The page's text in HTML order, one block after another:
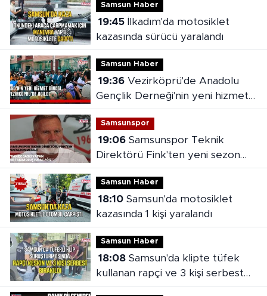
Samsun Haber
19:45İlkadım'da motosiklet
kazasında sürücü yaralandı
Samsun Haber
19:36Vezirköprü'de Anadolu
Gençlik Derneği'nin yeni hizmet
binası açıldı
Samsunspor
19:06Samsunspor Teknik
Direktörü Fink'ten yeni sezon
mesajı
Samsun Haber
18:10Samsun'da motosiklet
kazasında 1 kişi yaralandı
Samsun Haber
18:08Samsun'da klipte tüfek
kullanan rapçi ve 3 kişi serbest
bırakıldı